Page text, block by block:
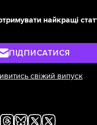
найкращі
ПІДПИСАТИСЯ
свіжий випуск